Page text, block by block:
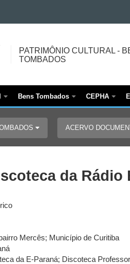
PATRIMÔNIO CULTURAL -
TOMBADOS
Bens Tombados CEPHA
ACERVO
da
Mercês; Município de Curitiba
da E-Paraná; Discoteca